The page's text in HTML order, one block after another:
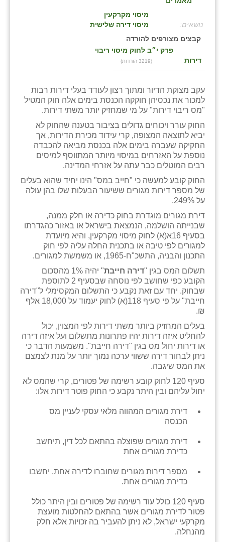
:
מיסוי מקרקעין
מיסוי דירה שלישית
קבצים מצורפים להורדה
פרק י״ב לחוק מיסוי ריבוי
דירות
(3219 הורדות)
עקב מצוקת הדיור ומתוך רצון לעודד בעלי דירות רבות
למכור את נכסיהן חוקקה הכנסת בימים אלה חוק המטיל
"מס ריבוי דירות" על מי שמחזיק יותר משתי דירות.
החוק עורר ויכוחים גדולים בציבור בטענה שהחוק לא
יביא לתוצאה המצופה, קרי עידוד מכירת הדירות, אך
החקיקה שעברה בימים אלה בכנסת מביאה להכבדה
נוספת על האזרחים במיסוי מיותר המתווסף למיסים
רבים המוטלים כבר עתה על אזרחי המדינה.
החוק קובע למעשה כי "חייב במס" הינו יחיד שהוא בעלים
של מספר דירות מגורים ששיעור הבעלות שלו בהן עולה
על 249%.
דירת מגורים מוגדרת בחוק כדירה או חלק ממנה,
שבנייתה הושלמה, הנמצאת בישראל או באזור כהגדרתו
בסעיף 16א(א) לחוק מיסוי מקרקעין, והיא מיועדת
למגורים לפי טיבה או בתכנית החלה עליה לפי חוק
התכנון והבניה, התשכ"ח-1965, או משמשת למגורים.
תשלום המס בגין "דירה חייבת
" יהיה 1% מהסכום
הקובע כפי שחושב לפי נוסחה שבסעיף 2 לתוספת
שבחוק. יחד עם זאת נקבע כי התשלום המקסימלי ל"דירה
חייבת" על פי סעיף 118(א) לחוק יעמוד על 18,000 אלף
₪.
בעלים המחזיק ביותר משתי דירות לפי המצוין, יכול
להחליט איזה דירות יהיו פתרונות מתשלום ועל איזה דירה
או דירות יחול מס בגין "דירה חייבת". משמעות הדבר כי
ניתן לבחור דירה ששווי ערכה נמוך יותר על מנת לצמצם
את המס שיגבה.
סעיף 120 לחוק קובע רשימה של פטורים, קרי שהמס לא
יחול עליהם ובין היתר נקבע כי החוק פוטר דירות אלו:
דירת מגורים המהווה מלאי עסקי לעניין מס
הכנסה
דירת מגורים שפוצלה בהתאם לכל דין, תיחשב
כדירת מגורים אחת
מספר דירות מגורים שחוברו לדירה אחת, יחשבו
כדירת מגורים אחת.
סעיף 120 כולל עוד רשימה של פטורים ובין היתר כולל
פטור לדירת מגורים אשר בהתאם להחלטות מועצת
מקרקעי ישראל, לא ניתן להעביר בה זכויות אלא חלק
מהנחלה.
גן הדרום
גן השומרון
גני עם
גני יהודה
ורד יריחו
דקל
זוהר
הדר עם
חבצלת השרון
חמרה
חרב לאת
יבול (מורג)
יקנעם
יד השמונה
כפר אביב
כפר הרי״ף
כפר מישר
כפר מרדכי
כפר סבא (אגרא)